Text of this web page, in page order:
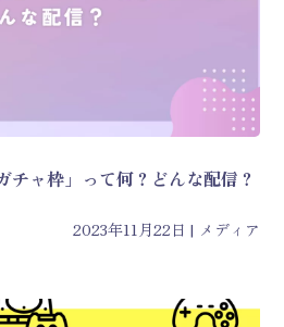
2023年11月22日 メディア
ャ枠」って何？どんな配信？